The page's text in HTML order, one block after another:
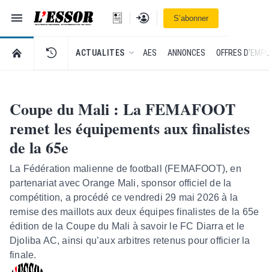
Navigation
L'Essor - retour à la une
Se connecterS’abonner
RETOUR À LA PAGE D’ACCUEIL DE L'ESSOR
ACTUALITES AES ANNONCES OFFRES
Coupe du Mali : La FEMAFOOT
remet les équipements aux finalistes
de la 65e
La Fédération malienne de football (FEMAFOOT), en
partenariat avec Orange Mali, sponsor officiel de la
compétition, a procédé ce vendredi 29 mai 2026 à la
remise des maillots aux deux équipes finalistes de la 65e
édition de la Coupe du Mali à savoir le FC Diarra et le
Djoliba AC, ainsi qu’aux arbitres retenus pour officier la
finale.